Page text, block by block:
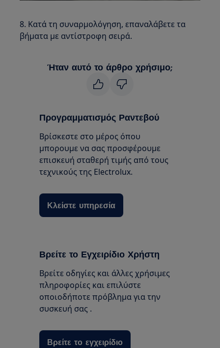
8. Κατά τη συναρμολόγηση, επαναλάβετε τα
βήματα με αντίστροφη σειρά.
Ήταν αυτό το άρθρο χρήσιμο;
Προγραμματισμός Ραντεβού
Βρίσκεστε στο μέρος όπου
μπορουμε να σας προσφέρουμε
επισκευή σταθερή τιμής από τους
τεχνικούς της Electrolux.
Κλείστε υπηρεσία
Βρείτε το Εγχειρίδιο Χρήστη
Βρείτε οδηγίες και άλλες χρήσιμες
πληροφορίες και επιλύστε
οποιοδήποτε πρόβλημα για την
συσκευή σας .
Βρείτε το εγχειρίδιο